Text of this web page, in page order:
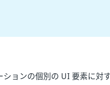
ョンの個別の UI 要素に対